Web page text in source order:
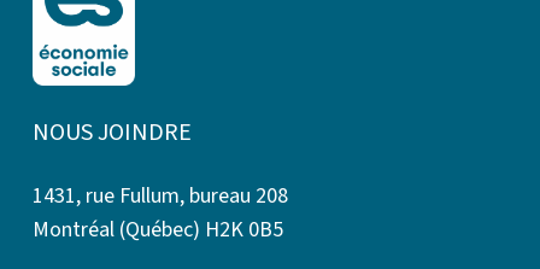
NOUS JOINDRE
1431, rue Fullum, bureau 208
Montréal (Québec) H2K 0B5